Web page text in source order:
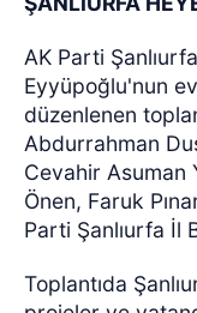
AK Parti
Eyyüpoğlu'nun
düzenlenen
Abdurrahman
Cevahir Asuman
Önen, Faruk
Parti Şanlıurfa İl
Toplantıda